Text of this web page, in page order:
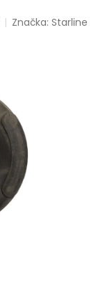
Značka:Starline